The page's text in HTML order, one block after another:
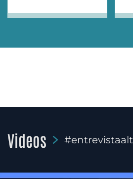
Videos